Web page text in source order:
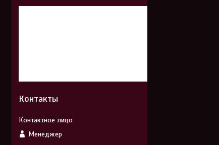
Контакты
Менеджер